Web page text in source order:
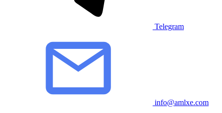
Telegram
info@amlxe.com